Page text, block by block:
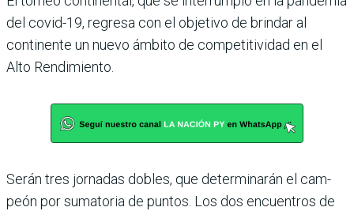
del covid-19, regresa con el objetivo de brindar al
continente un nuevo ámbito de competitividad en el
Alto Rendimiento.
Serán tres jornadas dobles, que determinarán el cam­
peón por sumatoria de pun­tos. Los dos encuentros de